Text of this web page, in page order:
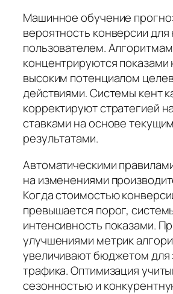
Машинное обучение
вероятность конверсии
пользователем.
концентрируются
высоким потенциалом
действиями. Системы кент
корректируют стратегией
ставками на основе
результатами.
Автоматическими
на изменениями
Когда стоимостью
превышается порог,
интенсивность показами.
улучшениями метрик
увеличивают бюджетом для
трафика. Оптимизация
сезонностью и